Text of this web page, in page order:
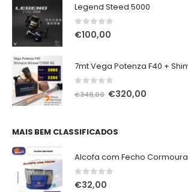
Legend Steed 5000
0out of 5
€100,00
€348,00 O
era:
€320,00
MAIS BEM CLASSIFICADOS
Alcofa com Fecho Cormoura
0out of 5
€32,00